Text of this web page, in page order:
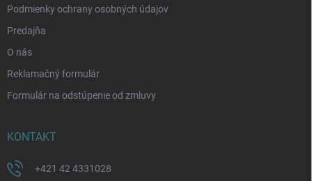
Podmienky ochrany osobných údajov
Predajňa
O nás
Reklamačný formulár
Formulár na odstúpenie od zmluvy
KONTAKT
+421 42 4331028